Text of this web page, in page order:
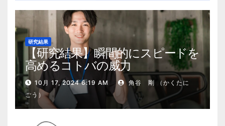
研究結果
【研究結果】瞬間的にスピードを
高めるコトバの威力
10月 17, 2024 6:19 AM
角谷 剛 （かくたに
ごう）